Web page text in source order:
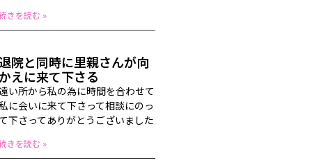
きを読む »
院と同時に里親さんが向
えに来て下さる
い所から私の為に時間を合わせて
に会いに来て下さって相談にのっ
下さってありがとうございました
きを読む »